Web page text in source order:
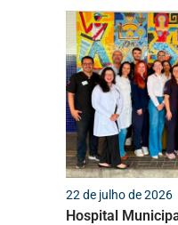
22 de julho de 2026
Hospital